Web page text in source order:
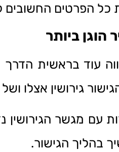
הפרטים החשובים
הוגן ביותר
עוד בראשית
גירושין אצלו
עם מגשר
בהליך הגישור.